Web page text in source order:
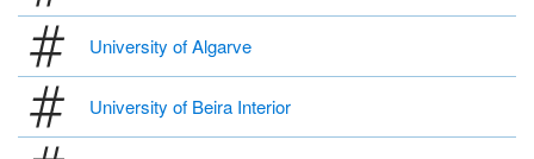
University of Algarve
University of Beira Interior